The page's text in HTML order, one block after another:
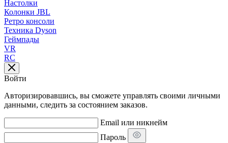
Настолки
Колонки JBL
Ретро консоли
Техника Dyson
Геймпады
VR
RC
Войти
Авторизировавшись, вы сможете управлять своими личными
данными, следить за состоянием заказов.
Email или никнейм
Пароль